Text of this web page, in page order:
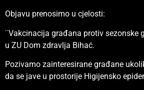
Objavu prenosimo u cjelosti:
¨Vakcinacija građana protiv sezonske
u ZU Dom zdravlja Bihać.
Pozivamo zainteresirane građane
da se jave u prostorije Higijensko